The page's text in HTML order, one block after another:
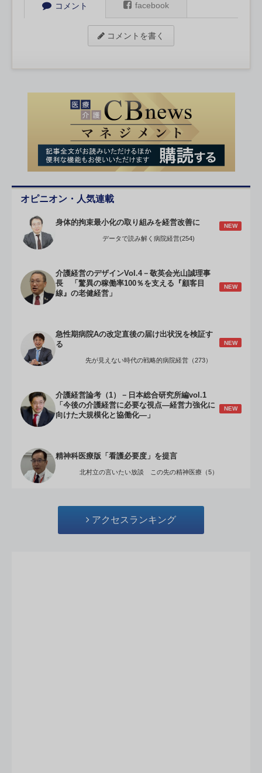
コメント facebook
コメントを書く
オピニオン・人気連載
身体的拘束最小化の取り組みを経営改善に NEW
データで読み解く病院経営(254)
介護経営のデザインVol.4－敬英会光山誠理事
長 「驚異の稼働率100％を支える『顧客目
線』の老健経営」
NEW
急性期病院Aの改定直後の届け出状況を検証す
る
NEW
先が見えない時代の戦略的病院経営（273）
介護経営論考（1）－日本総合研究所編vol.1
「今後の介護経営に必要な視点―経営力強化に
向けた大規模化と協働化―」
NEW
精神科医療版「看護必要度」を提言
北村立の言いたい放談 この先の精神医療（5）
アクセスランキング